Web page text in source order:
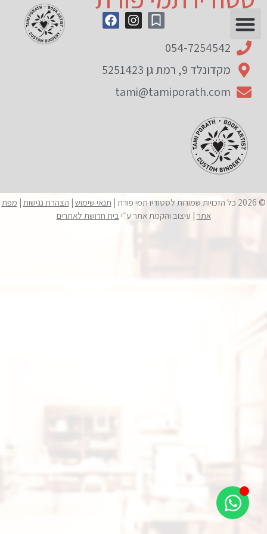
לתוכן
054-7254542
מקדונלד 9, רמת גן 5251423
tami@tamiporath.com
© 2026 כל הזכויות שמורות לסטודיו תמי פורת | תנאי שימוש | הצהרת נגישות | מפת
אתר | עיצוב והקמת אתר ע״י בית חרושת לאתרים